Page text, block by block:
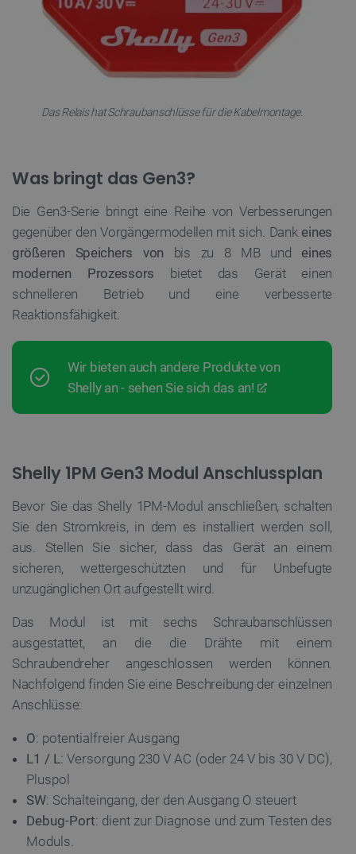
Das Relais hat Schraubanschlüsse für die Kabelmontage.
Was bringt das Gen3?
Die Gen3-Serie bringt eine Reihe von Verbesserungen
gegenüber den Vorgängermodellen mit sich. Dank eines
größeren Speichers von bis zu 8 MB und eines
modernen Prozessors bietet das Gerät einen
schnelleren Betrieb und eine verbesserte
Reaktionsfähigkeit.
Wir bieten auch andere Produkte von
Shelly an - sehen Sie sich das an!
Shelly 1PM Gen3 Modul Anschlussplan
Bevor Sie das Shelly 1PM-Modul anschließen, schalten
Sie den Stromkreis, in dem es installiert werden soll,
aus. Stellen Sie sicher, dass das Gerät an einem
sicheren, wettergeschützten und für Unbefugte
unzugänglichen Ort aufgestellt wird.
Das Modul ist mit sechs Schraubanschlüssen
ausgestattet, an die die Drähte mit einem
Schraubendreher angeschlossen werden können.
Nachfolgend finden Sie eine Beschreibung der einzelnen
Anschlüsse:
O: potentialfreier Ausgang
L1 / L: Versorgung 230 V AC (oder 24 V bis 30 V DC),
Pluspol
SW: Schalteingang, der den Ausgang O steuert
Debug-Port: dient zur Diagnose und zum Testen des
Moduls.